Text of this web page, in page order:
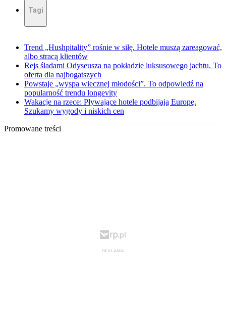
Tagi
Trend „Hushpitality” rośnie w siłę. Hotele muszą zareagować,
albo stracą klientów
Rejs śladami Odyseusza na pokładzie luksusowego jachtu. To
oferta dla najbogatszych
Powstaje „wyspa wiecznej młodości”. To odpowiedź na
popularność trendu longevity
Wakacje na rzece: Pływające hotele podbijają Europę.
Szukamy wygody i niskich cen
Promowane treści